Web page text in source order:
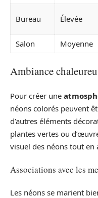
Bureau Élevée
Salon
Moyenne
Ambiance
Pour créer une
néons colorés peuvent
d’autres éléments
plantes vertes ou
visuel des néons tout
Associations avec les
Les néons se marient